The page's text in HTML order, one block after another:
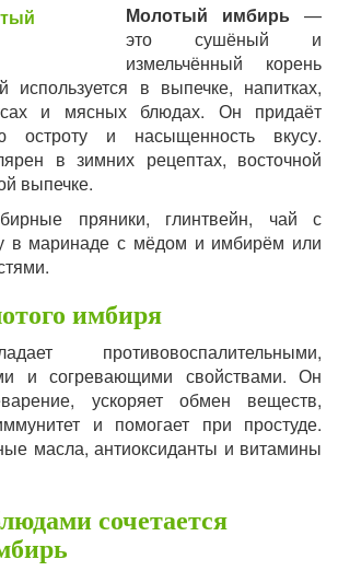
Молотый имбирь —
это сушёный и
измельчённый корень
используется в выпечке, напитках,
и мясных блюдах. Он придаёт
остроту и насыщенность вкусу.
в зимних рецептах, восточной
выпечке.
пряники, глинтвейн, чай с
в маринаде с мёдом и имбирём или
имбиря
противовоспалительными,
и согревающими свойствами. Он
ускоряет обмен веществ,
и помогает при простуде.
масла, антиоксиданты и витамины
сочетается